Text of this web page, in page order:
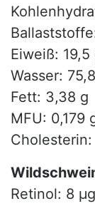
Eiweiß: 19,5
Wasser:
Fett: 3,38 g
MFU: 0,179
Retinol: 8 µg